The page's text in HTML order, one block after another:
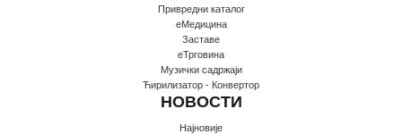
Привредни каталог
еМедицина
Заставе
еТрговина
Музички садржаји
Ћирилизатор - Конвертор
НОВОСТИ
Најновије